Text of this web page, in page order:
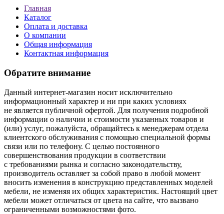
Главная
Каталог
Оплата и доставка
О компании
Общая информация
Контактная информация
Обратите внимание
Данный интернет-магазин носит исключительно
информационный характер и ни при каких условиях
не является публичной офертой. Для получения подробной
информации о наличии и стоимости указанных товаров и
(или) услуг, пожалуйста, обращайтесь к менеджерам отдела
клиентского обслуживания с помощью специальной формы
связи или по телефону. С целью постоянного
совершенствования продукции в соответствии
с требованиями рынка и согласно законодательству,
производитель оставляет за собой право в любой момент
вносить изменения в конструкцию представленных моделей
мебели, не изменяя их общих характеристик. Настоящий цвет
мебели может отличаться от цвета на сайте, что вызвано
ограниченными возможностями фото.